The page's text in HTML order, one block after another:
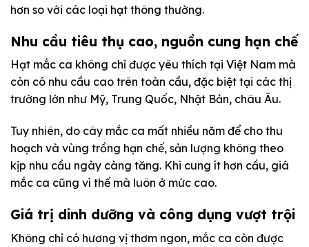
hơn so với các loại hạt thông thường.
Nhu cầu tiêu thụ cao, nguồn cung hạn chế
Hạt mắc ca không chỉ được yêu thích tại Việt Nam mà
còn có nhu cầu cao trên toàn cầu, đặc biệt tại các thị
trường lớn như Mỹ, Trung Quốc, Nhật Bản, châu Âu.
Tuy nhiên, do cây mắc ca mất nhiều năm để cho thu
hoạch và vùng trồng hạn chế, sản lượng không theo
kịp nhu cầu ngày càng tăng. Khi cung ít hơn cầu, giá
mắc ca cũng vì thế mà luôn ở mức cao.
Giá trị dinh dưỡng và công dụng vượt trội
Không chỉ có hương vị thơm ngon, mắc ca còn được